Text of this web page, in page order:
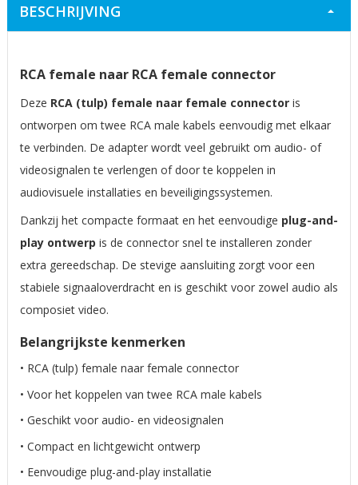
BESCHRIJVING
RCA female naar RCA female connector
Deze RCA (tulp) female naar female connectoris
ontworpen om twee RCA male kabels eenvoudig met elkaar
te verbinden. De adapter wordt veel gebruikt om audio- of
videosignalen te verlengen of door te koppelen in
audiovisuele installaties en beveiligingssystemen.
Dankzij het compacte formaat en het eenvoudige plug-and-
play ontwerp is de connector snel te installeren zonder
extra gereedschap. De stevige aansluiting zorgt voor een
stabiele signaaloverdracht en is geschikt voor zowel audio als
composiet video.
Belangrijkste kenmerken
• RCA (tulp) female naar female connector
• Voor het koppelen van twee RCA male kabels
• Geschikt voor audio- en videosignalen
• Compact en lichtgewicht ontwerp
• Eenvoudige plug-and-play installatie